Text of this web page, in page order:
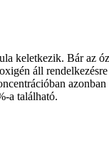
keletkezik. Bár az
áll
a található.